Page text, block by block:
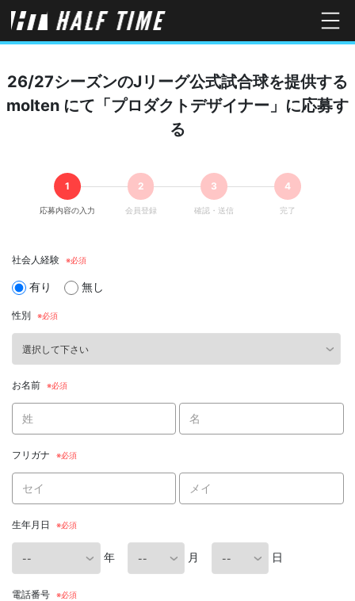
26/27シーズンのJリーグ公式試合球を提供する
molten にて「プロダクトデザイナー」に応募す
る
応募内容の入力 会員登録 確認・送信 完了
社会人経験
有り 無し
性別
お名前
フリガナ
生年月日
年 月 日
電話番号